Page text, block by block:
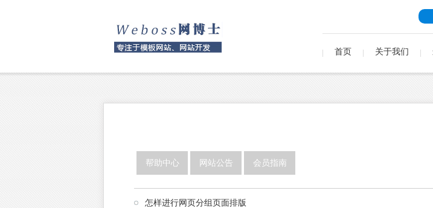
首页 关于我们
帮助中心 网站公告 会员指南
怎样进行网页分组页面排版